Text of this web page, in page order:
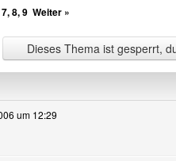
7,8,9 Weiter »
Dieses Thema ist gesperrt,
um 12:29